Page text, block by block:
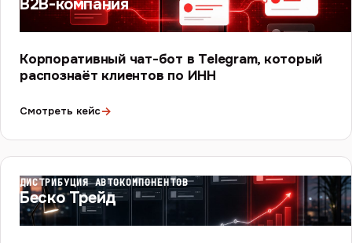
B2B-компания
Корпоративный чат-бот в Telegram, который
распознаёт клиентов по ИНН
Смотреть кейс→
ДИСТРИБУЦИЯ АВТОКОМПОНЕНТОВ
Беско Трейд